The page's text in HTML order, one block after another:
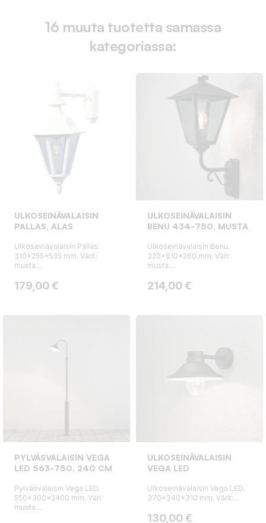
16 muuta tuotetta samassa
kategoriassa:
ULKOSEINÄVALAISIN
PALLAS, ALAS
Ulkoseinävalaisin Pallas.
310x255x535 mm. Värit:
musta...
Hinta
179,00 €
ULKOSEINÄVALAISIN
BENU 434-750, MUSTA
Ulkoseinävalaisin Benu.
320x610x260 mm. Väri:
musta....
Hinta
214,00 €
PYLVÄSVALAISIN VEGA
LED 563-750, 240 CM
Pylväsvalaisin Vega LED.
550x300x2400 mm. Väri:
musta....
ULKOSEINÄVALAISIN
VEGA LED
Ulkoseinävalaisin Vega LED.
370x340x310 mm. Värit:...
Hinta
130,00 €